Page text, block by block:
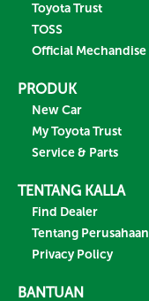
Toyota Trust
TOSS
Official Mechandise
PRODUK
New Car
My Toyota Trust
Service & Parts
TENTANG KALLA
Find Dealer
Tentang Perusahaan
Privacy Policy
BANTUAN